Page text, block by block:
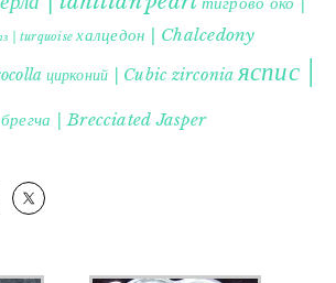
| turquoise халцедон | Chalcedony
цирконий | Cubic zirconia яспис |
брегча | Brecciated Jasper